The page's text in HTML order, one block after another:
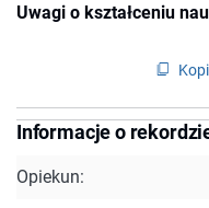
Uwagi o kształceniu
Informacje o
Opiekun: